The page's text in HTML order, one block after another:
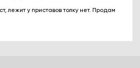
лежит у приставов толку нет. Продам